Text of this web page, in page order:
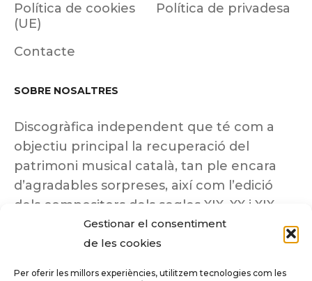
Gestionar el consentiment
de les cookies
Per oferir les millors experiències, utilitzem tecnologies com les
Política de cookies
(UE)
Política de privadesa
Contacte
SOBRE NOSALTRES
Discogràfica independent que té com a
objectiu principal la recuperació del
patrimoni musical català, tan ple encara
d’agradables sorpreses, així com l’edició
dels compositors dels segles XIX, XX i XIX
insuficientment coneguts.